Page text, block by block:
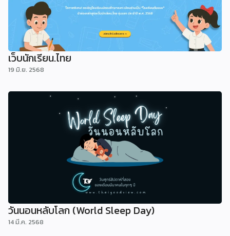
เว็บนักเรียน.ไทย
19 มิ.ย. 2568
วันนอนหลับโลก (World Sleep Day)
14 มี.ค. 2568